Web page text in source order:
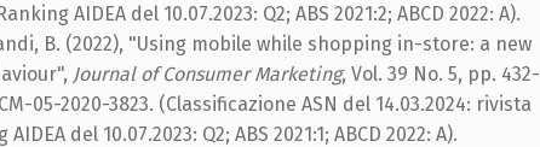
AIDEA del 10.07.2023: Q2; ABS 2021:2; ABCD 2022: A).
B. (2022), "Using mobile while shopping in-store: a new
Journal of Consumer Marketing, Vol. 39 No. 5, pp. 432-
05-2020-3823. (Classificazione ASN del 14.03.2024: rivista
del 10.07.2023: Q2; ABS 2021:1; ABCD 2022: A).